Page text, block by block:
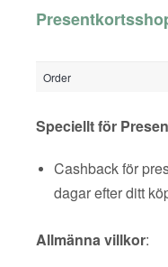
Order
Speciellt för
Cashback för
dagar efter ditt
Allmänna villkor: